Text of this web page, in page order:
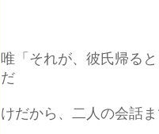
唯「それが、彼氏帰る
だ
けだから、二人の会話